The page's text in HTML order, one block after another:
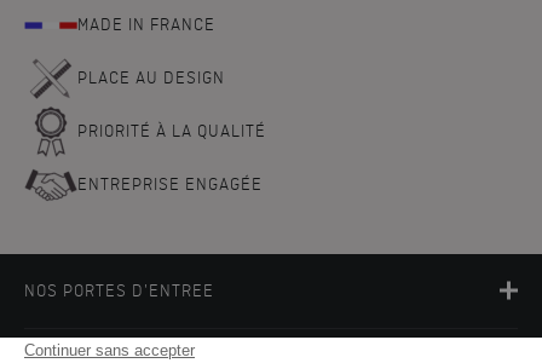
MADE IN FRANCE
PLACE AU DESIGN
PRIORITÉ À LA QUALITÉ
ENTREPRISE ENGAGÉE
NOS PORTES D'ENTREE